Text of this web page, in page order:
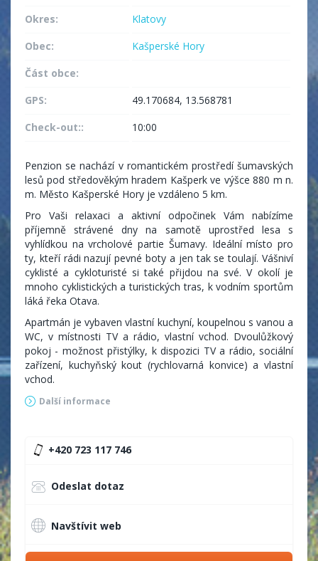
Okres:
Klatovy
Obec:
Kašperské Hory
Část obce:
GPS:
49.170684, 13.568781
Check-out::
10:00
Penzion se nachází v romantickém prostředí šumavských
lesů pod středověkým hradem Kašperk ve výšce 880 m n.
m. Město Kašperské Hory je vzdáleno 5 km.
Pro Vaši relaxaci a aktivní odpočinek Vám nabízíme
příjemně strávené dny na samotě uprostřed lesa s
vyhlídkou na vrcholové partie Šumavy. Ideální místo pro
ty, kteří rádi nazují pevné boty a jen tak se toulají. Vášniví
cyklisté a cykloturisté si také přijdou na své. V okolí je
mnoho cyklistických a turistických tras, k vodním sportům
láká řeka Otava.
Apartmán je vybaven vlastní kuchyní, koupelnou s vanou a
WC, v místnosti TV a rádio, vlastní vchod. Dvoulůžkový
pokoj - možnost přistýlky, k dispozici TV a rádio, sociální
zařízení, kuchyňský kout (rychlovarná konvice) a vlastní
vchod.
Další informace
+420 723 117 746
Odeslat dotaz
Navštívit web